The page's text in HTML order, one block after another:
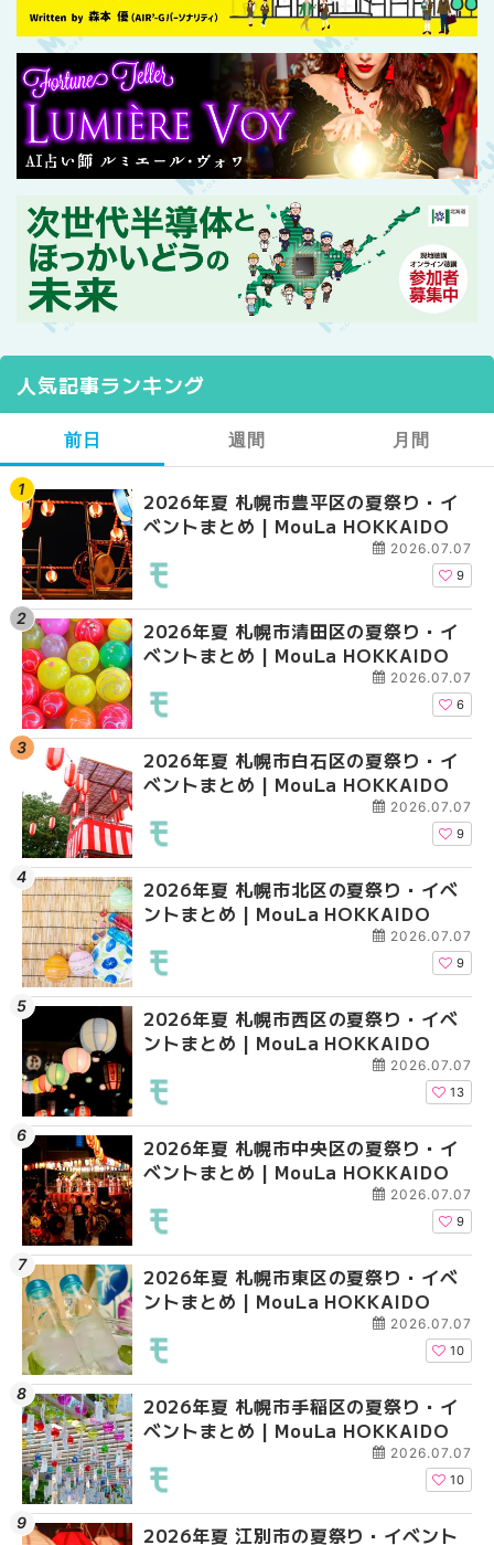
人気記事ランキング
前日
2026年夏 札幌市豊平区の夏祭り・イ
ベントまとめ | MouLa HOKKAIDO
2026.07.07
9
2026年夏 札幌市清田区の夏祭り・イ
ベントまとめ | MouLa HOKKAIDO
2026.07.07
6
2026年夏 札幌市白石区の夏祭り・イ
ベントまとめ | MouLa HOKKAIDO
2026.07.07
9
2026年夏 札幌市北区の夏祭り・イベ
ントまとめ | MouLa HOKKAIDO
2026.07.07
9
2026年夏 札幌市西区の夏祭り・イベ
ントまとめ | MouLa HOKKAIDO
2026.07.07
13
2026年夏 札幌市中央区の夏祭り・イ
ベントまとめ | MouLa HOKKAIDO
2026.07.07
9
2026年夏 札幌市東区の夏祭り・イベ
ントまとめ | MouLa HOKKAIDO
2026.07.07
10
2026年夏 札幌市手稲区の夏祭り・イ
ベントまとめ | MouLa HOKKAIDO
2026.07.07
10
2026年夏 江別市の夏祭り・イベント
週間
【2026年最新】札幌
ガーデン｜オープン日
大通公園から穴場テ
2026年夏 札幌市白石
ベントまとめ |
2026年夏 札幌市西区
ントまとめ | MouLa
2026年夏 札幌市豊平
ベントまとめ |
2026年夏 札幌市北区
ントまとめ | MouLa
2026年夏 札幌市清田
ベントまとめ |
2026年夏 札幌市手稲
ベントまとめ |
2026年夏 札幌市中央
ベントまとめ |
2026年夏 札幌市南区
月間
【2026年最新】札幌
ガーデン｜オープン日
大通公園から穴場テ
2026年夏 札幌市北区
ントまとめ | MouLa
2026年夏 札幌市白石
ベントまとめ |
2026年夏 札幌市西区
ントまとめ | MouLa
2026年夏 札幌市清田
ベントまとめ |
2026年夏 札幌市手稲
ベントまとめ |
2026年夏 札幌市豊平
ベントまとめ |
2026年夏 札幌市東区
ントまとめ | MouLa
2026年夏 札幌市南区